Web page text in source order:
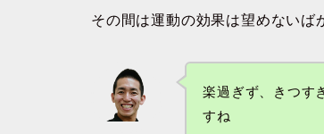
その間は運動の効果は望めないば
楽過ぎず、きつす
すね